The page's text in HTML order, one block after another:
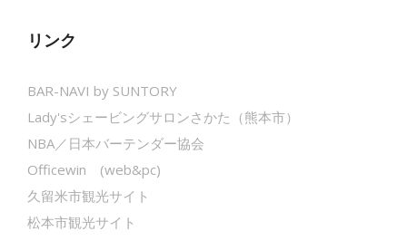
リンク
BAR-NAVI by SUNTORY
Lady'sシェービングサロンさかた（熊本市）
NBA／日本バーテンダー協会
Officewin (web&pc)
久留米市観光サイト
松本市観光サイト